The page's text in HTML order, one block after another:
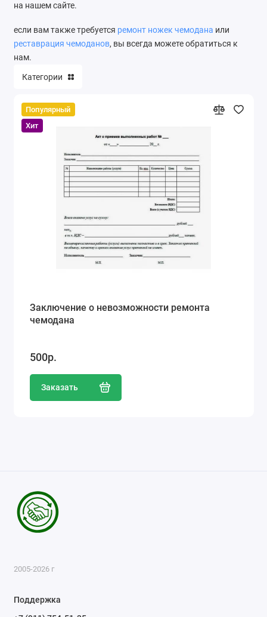
на нашем сайте.
если вам также требуется ремонт ножек чемодана или
реставрация чемоданов, вы всегда можете обратиться к
нам.
Категории
Популярный
Хит
Заключение о невозможности ремонта
чемодана
500р.
Заказать
2005-2026 г
Поддержка